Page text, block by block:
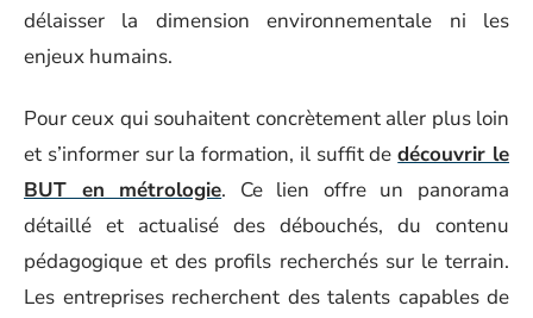
délaisser la dimension environnementale ni les
enjeux humains.
Pour ceux qui souhaitent concrètement aller plus loin
et s’informer sur la formation, il suffit dedécouvrir le
BUT en métrologie. Ce lien offre un panorama
détaillé et actualisé des débouchés, du contenu
pédagogique et des profils recherchés sur le terrain.
Les entreprises recherchent des talents capables de